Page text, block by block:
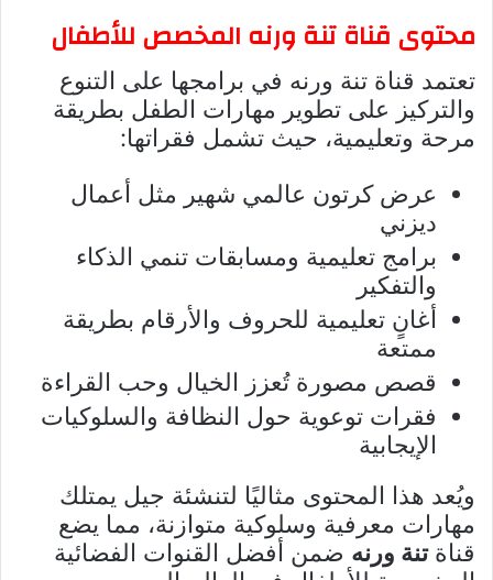
محتوى قناة تنة ورنه المخصص للأطفال
تعتمد قناة تنة ورنه في برامجها على التنوع
والتركيز على تطوير مهارات الطفل بطريقة
مرحة وتعليمية، حيث تشمل فقراتها:
عرض كرتون عالمي شهير مثل أعمال
ديزني
برامج تعليمية ومسابقات تنمي الذكاء
والتفكير
أغانٍ تعليمية للحروف والأرقام بطريقة
ممتعة
قصص مصورة تُعزز الخيال وحب القراءة
فقرات توعوية حول النظافة والسلوكيات
الإيجابية
ويُعد هذا المحتوى مثاليًا لتنشئة جيل يمتلك
مهارات معرفية وسلوكية متوازنة، مما يضع
قناةتنة ورنه ضمن أفضل القنوات الفضائية